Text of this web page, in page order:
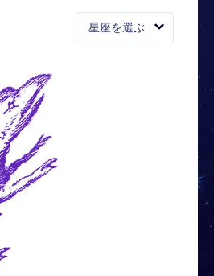
星座を選ぶ